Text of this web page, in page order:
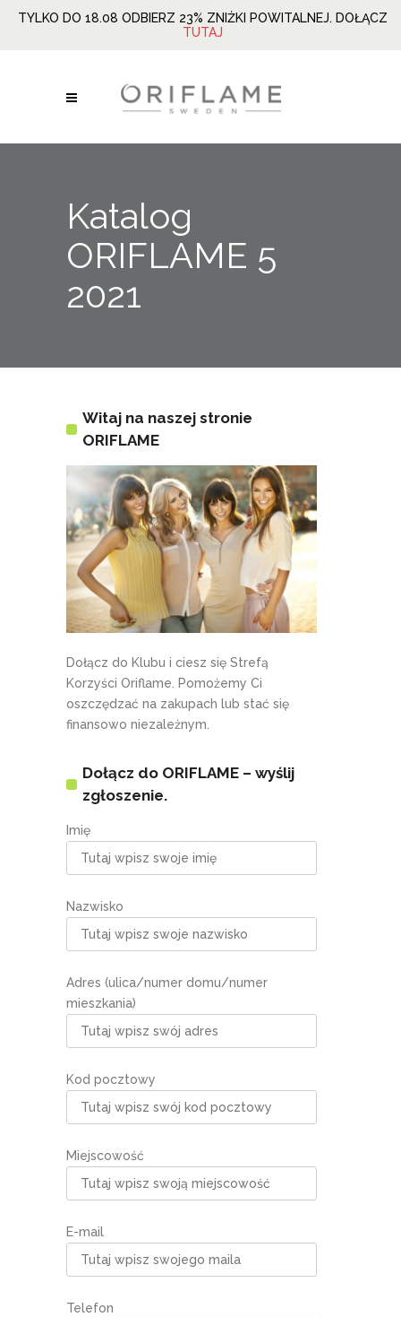
TYLKO DO 18.08 ODBIERZ 23% ZNIŻKI POWITALNEJ. DOŁĄCZ
TUTAJ
Katalog
ORIFLAME 5
2021
Witaj na naszej stronie
ORIFLAME
Dołącz do Klubu i ciesz się Strefą
Korzyści Oriflame. Pomożemy Ci
oszczędzać na zakupach lub stać się
finansowo niezależnym.
Dołącz do ORIFLAME – wyślij
zgłoszenie.
Imię
Nazwisko
Adres (ulica/numer domu/numer
mieszkania)
Kod pocztowy
Miejscowość
E-mail
Telefon